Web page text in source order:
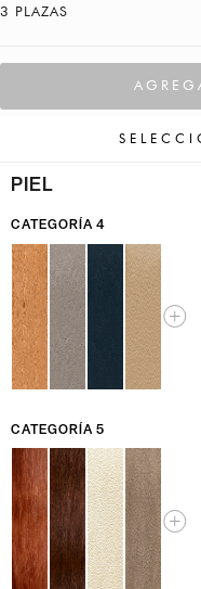
3 PLAZAS
PIEL
CATEGORÍA 4
CATEGORÍA 5